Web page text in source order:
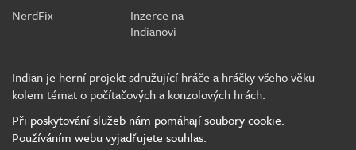
NerdFix
Inzerce na
Indianovi
Indian je herní projekt sdružující hráče a hráčky všeho věku
kolem témat o počítačových a konzolových hrách.
Při poskytování služeb nám pomáhají soubory cookie.
Používáním webu vyjadřujete souhlas.